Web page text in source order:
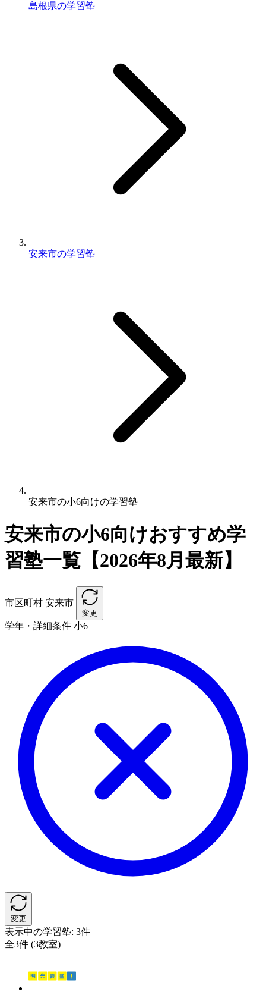
島根県の学習塾
安来市の学習塾
安来市の小6向けの学習塾
安来市の小6向けおすすめ学
習塾一覧【2026年8月最新】
市区町村 安来市
変更
学年・詳細条件 小6
変更
表示中の学習塾: 3件
全3件 (3教室)